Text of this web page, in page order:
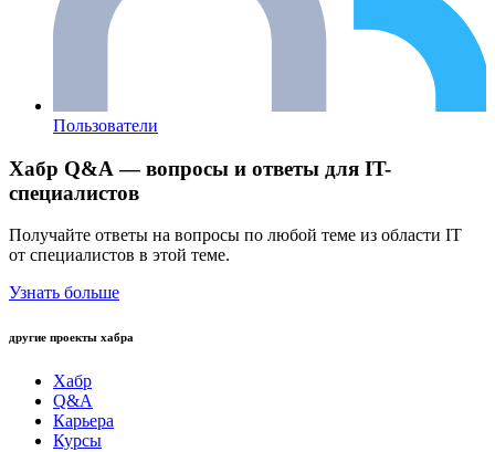
Пользователи
Хабр Q&A — вопросы и ответы для IT-
специалистов
Получайте ответы на вопросы по любой теме из области IT
от специалистов в этой теме.
Узнать больше
другие проекты хабра
Хабр
Q&A
Карьера
Курсы